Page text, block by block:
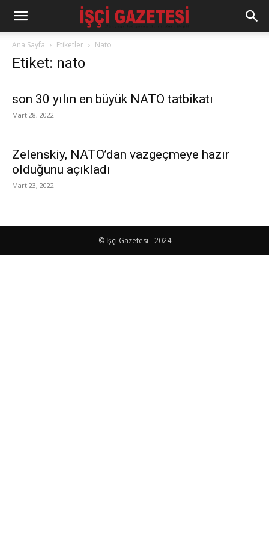
Ana Sayfa Etiketler Nato
Etiket: nato
son 30 yılın en büyük NATO tatbikatı
Mart 28, 2022
Zelenskiy, NATO’dan vazgeçmeye hazır
olduğunu açıkladı
Mart 23, 2022
© İşçi Gazetesi - 2024